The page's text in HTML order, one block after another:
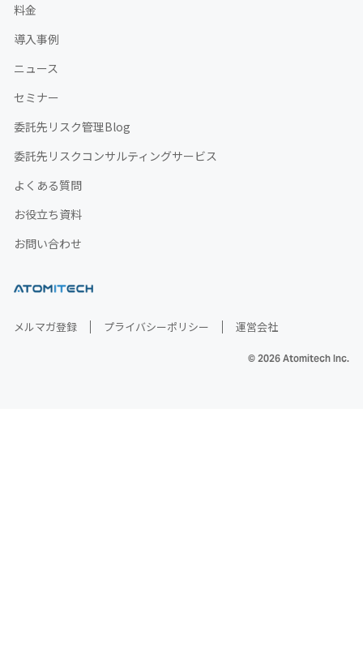
料金
導入事例
ニュース
セミナー
委託先リスク管理Blog
委託先リスクコンサルティングサービス
よくある質問
お役立ち資料
お問い合わせ
メルマガ登録 プライバシーポリシー 運営会社
© 2026 Atomitech Inc.